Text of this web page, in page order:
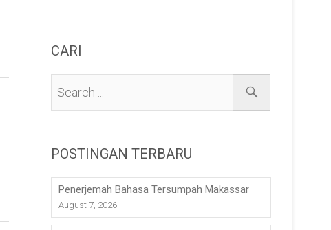
CARI
POSTINGAN TERBARU
Penerjemah Bahasa Tersumpah Makassar
August 7, 2026